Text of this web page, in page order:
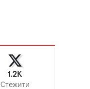
1.2K
Стежити